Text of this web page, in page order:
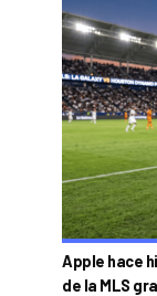
Apple hace
de la MLS